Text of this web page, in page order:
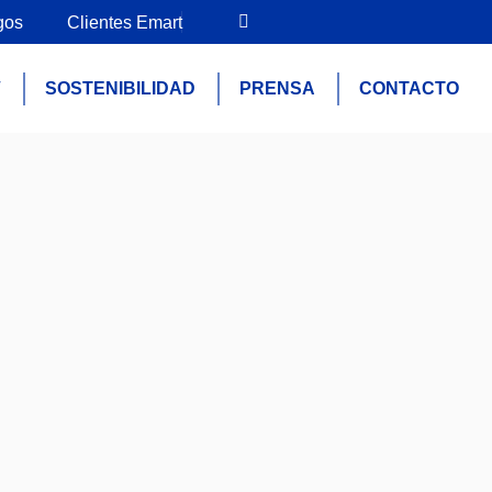
Clientes Emart
SOSTENIBILIDAD PRENSA CONTACTO